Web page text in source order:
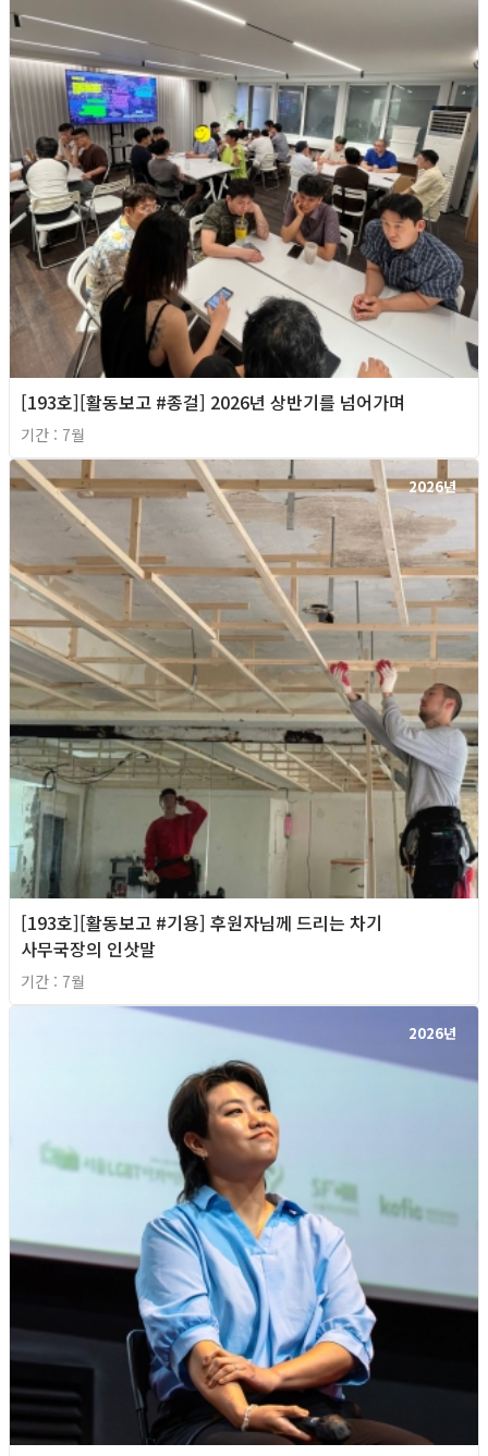
[193호][활동보고 #종걸] 2026년 상반기를 넘어가며
기간 : 7월
2026년
[193호][활동보고 #기용] 후원자님께 드리는 차기
사무국장의 인삿말
기간 : 7월
2026년